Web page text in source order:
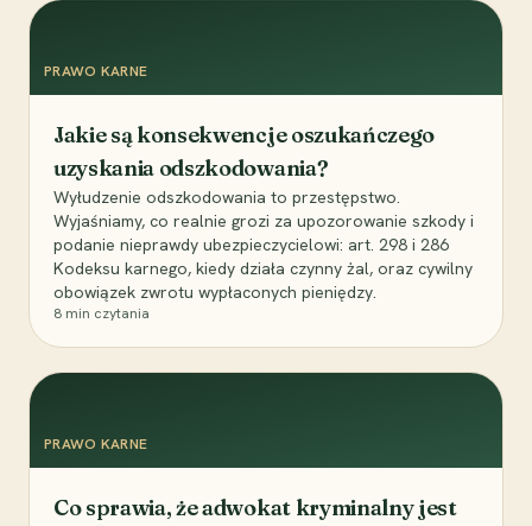
PRAWO KARNE
Jakie są konsekwencje oszukańczego
uzyskania odszkodowania?
Wyłudzenie odszkodowania to przestępstwo.
Wyjaśniamy, co realnie grozi za upozorowanie szkody i
podanie nieprawdy ubezpieczycielowi: art. 298 i 286
Kodeksu karnego, kiedy działa czynny żal, oraz cywilny
obowiązek zwrotu wypłaconych pieniędzy.
8 min czytania
PRAWO KARNE
Co sprawia, że adwokat kryminalny jest